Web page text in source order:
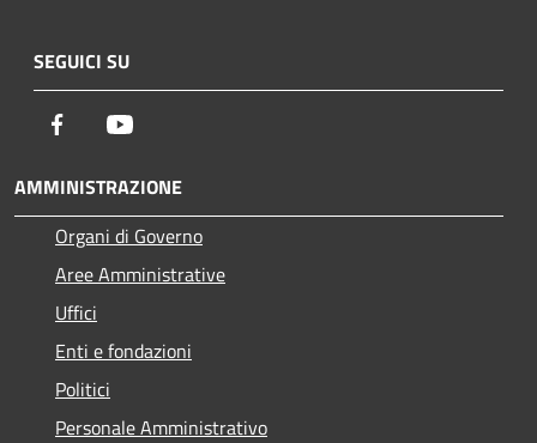
SEGUICI SU
Facebook
AMMINISTRAZIONE
Organi di Governo
Aree Amministrative
Uffici
Enti e fondazioni
Politici
Personale Amministrativo